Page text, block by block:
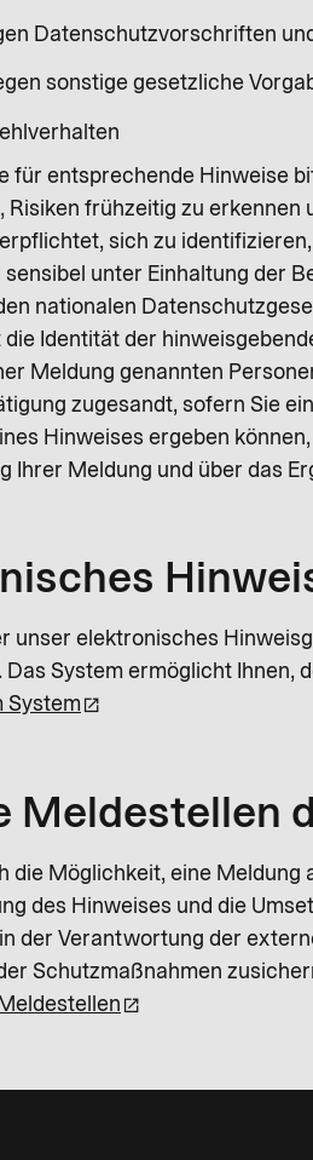
Datenschutzvorschriften
sonstige gesetzliche
für entsprechende Hinweise
Risiken frühzeitig zu
sich zu
unter Einhaltung der
nationalen
Identität der
Meldung genannten
zugesandt, sofern Sie
Hinweises ergeben
Ihrer Meldung und über das
unser elektronisches
Das System ermöglicht Ihnen,
System
Meldestellen
die Möglichkeit, eine Meldung
des Hinweises und die
der Verantwortung der
Schutzmaßnahmen